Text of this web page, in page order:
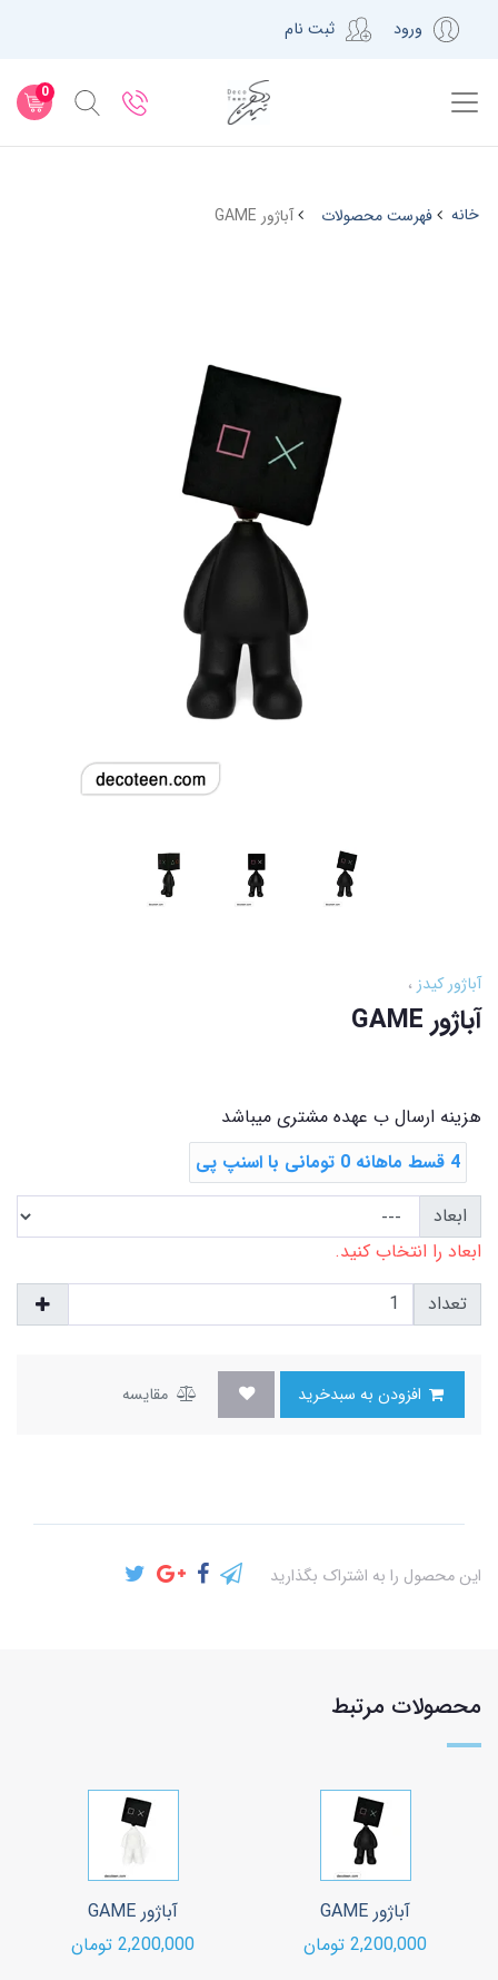
ورود ثبت نام
0
خانه فهرست محصولات آباژور GAME
آباژور کیدز
آباژور GAME
هزینه ارسال ب عهده مشتری میباشد
4 قسط ماهانه 0 تومانی با اسنپ ‌پی
ابعاد
ابعاد را انتخاب کنید.
تعداد
مقایسه
این محصول را به اشتراک بگذارید
محصولات مرتبط
آباژور GAME
2,200,000 تومان
آباژور GAME
2,200,000 تومان